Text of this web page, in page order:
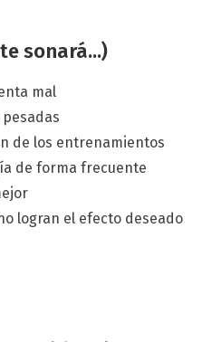
sonará...)
mal
de los entrenamientos
de forma frecuente
logran el efecto deseado